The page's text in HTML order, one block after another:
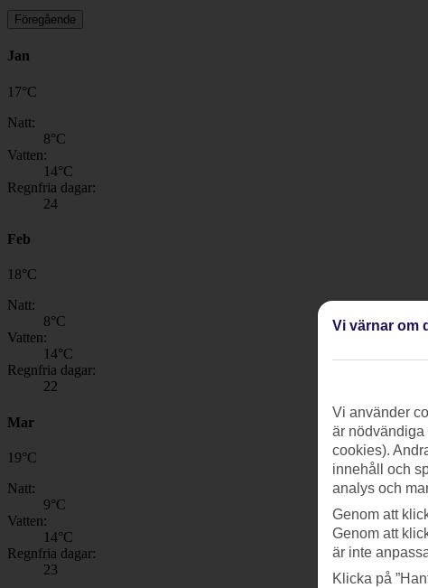
Föregående
Jan
17°C
Natt:
8°C
Vatten:
14°C
Regnfria dagar:
24
Feb
18°C
Natt:
8°C
Vatten:
14°C
Regnfria dagar:
22
Mar
19°C
Natt:
9°C
Vatten:
14°C
Regnfria dagar:
23
Vi värnar om
Vi använder
är nödvändiga
cookies).
innehåll och
analys och
Genom att
Genom att
är inte
Klicka på